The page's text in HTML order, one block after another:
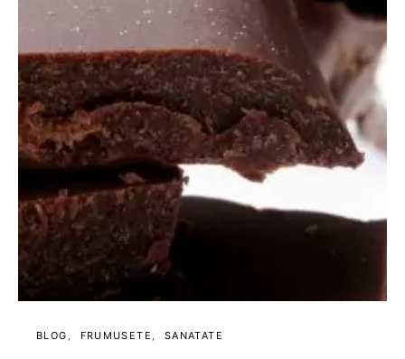
BLOG FRUMUSETE SANATATE